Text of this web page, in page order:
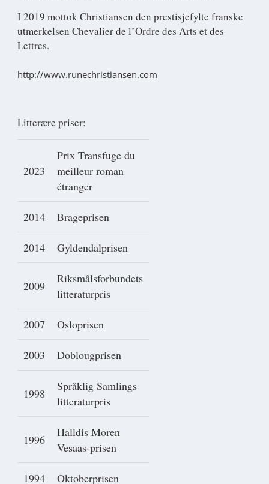
I 2019 mottok Christiansen den prestisjefylte franske
utmerkelsen Chevalier de l’Ordre des Arts et des
Lettres.
http://www.runechristiansen.com
Litterære priser:
2023
Prix Transfuge du
meilleur roman
étranger
2014 Brageprisen
2014 Gyldendalprisen
2009
Riksmålsforbundets
litteraturpris
2007 Osloprisen
2003 Doblougprisen
1998
Språklig Samlings
litteraturpris
1996
Halldis Moren
Vesaas-prisen
1994 Oktoberprisen